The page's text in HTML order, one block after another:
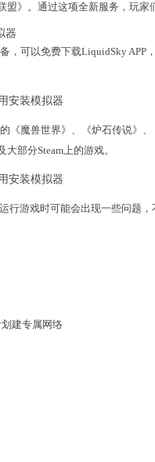
》。通过这项全新服务，玩家
，可以免费下载LiquidSky APP
《魔兽世界》、《炉石传说》
部分Steam上的游戏。
行游戏时可能会出现一些问题，
建专属网络